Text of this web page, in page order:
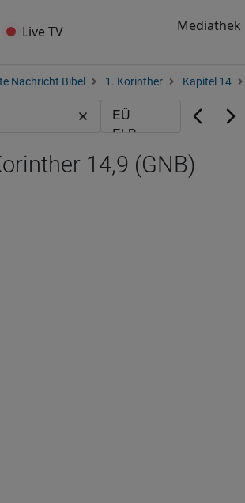
Live TV Mediathek
Nachricht Bibel 1. Korinther Kapitel 14
14,9 (GNB)